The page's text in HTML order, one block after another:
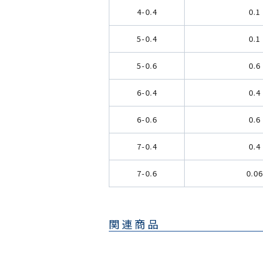
4-0.4 0.1
5-0.4 0.1
5-0.6 0.6
6-0.4 0.4
6-0.6 0.6
7-0.4 0.4
7-0.6 0.06
関連商品